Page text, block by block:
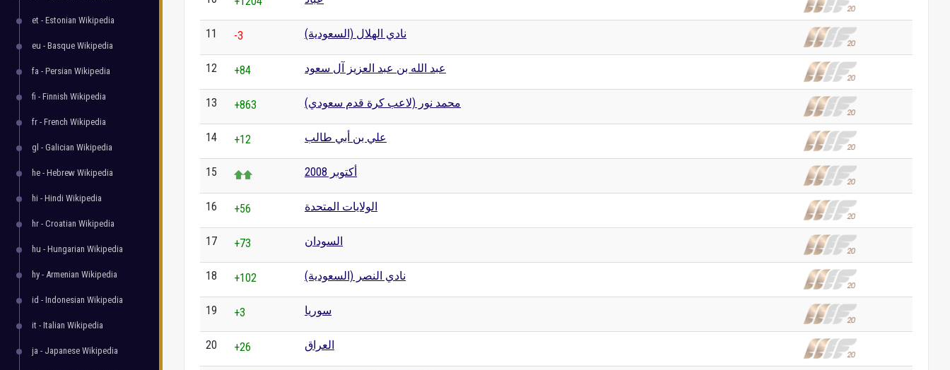
et - Estonian Wikipedia
eu - Basque Wikipedia
fa - Persian Wikipedia
fi - Finnish Wikipedia
fr - French Wikipedia
gl - Galician Wikipedia
he - Hebrew Wikipedia
hi - Hindi Wikipedia
hr - Croatian Wikipedia
hu - Hungarian Wikipedia
hy - Armenian Wikipedia
id - Indonesian Wikipedia
it - Italian Wikipedia
ja - Japanese Wikipedia
11 -3 نادي الهلال (السعودية)
12 +84 عبد الله بن عبد العزيز آل سعود
13 +863 محمد نور (لاعب كرة قدم سعودي)
14 +12 علي بن أبي طالب
15 أكتوبر 2008
16 +56 الولايات المتحدة
17 +73 السودان
18 +102 نادي النصر (السعودية)
19 +3 سوريا
20 +26 العراق